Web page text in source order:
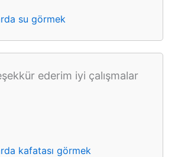
su görmek
ederim iyi çalışmalar
kafatası görmek